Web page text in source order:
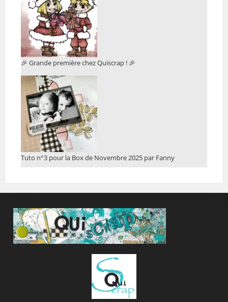
🎉 Grande première chez Quiscrap ! 🎉
Tuto n°3 pour la Box de Novembre 2025 par Fanny